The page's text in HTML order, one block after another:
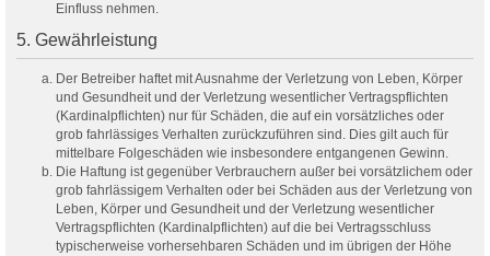
Einfluss nehmen.
5. Gewährleistung
Der Betreiber haftet mit Ausnahme der Verletzung von Leben, Körper
und Gesundheit und der Verletzung wesentlicher Vertragspflichten
(Kardinalpflichten) nur für Schäden, die auf ein vorsätzliches oder
grob fahrlässiges Verhalten zurückzuführen sind. Dies gilt auch für
mittelbare Folgeschäden wie insbesondere entgangenen Gewinn.
Die Haftung ist gegenüber Verbrauchern außer bei vorsätzlichem oder
grob fahrlässigem Verhalten oder bei Schäden aus der Verletzung von
Leben, Körper und Gesundheit und der Verletzung wesentlicher
Vertragspflichten (Kardinalpflichten) auf die bei Vertragsschluss
typischerweise vorhersehbaren Schäden und im übrigen der Höhe